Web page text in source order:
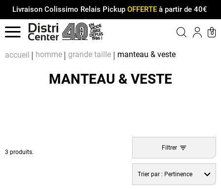
Livraison Colissimo Relais Pickup OFFERTEà partir de 40€
Menu
0
accueil homme grande taille manteau & veste
MANTEAU & VESTE
3 produits.
Filtrer
Trier par : Pertinence